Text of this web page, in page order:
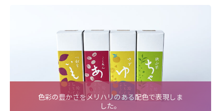
色彩の豊かさをメリハリのある配色で表現しま
した。